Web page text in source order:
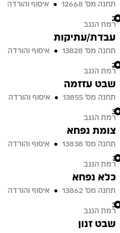
תחנה מס׳ 12668
איסוף והורדה
28
רמת הנגב
עבדת/עתיקות
תחנה מס׳ 13828
איסוף והורדה
29
רמת הנגב
שבט עזזמה
תחנה מס׳ 13855
איסוף והורדה
30
רמת הנגב
צומת נפחא
תחנה מס׳ 13838
איסוף והורדה
31
רמת הנגב
כלא נפחא
תחנה מס׳ 13862
איסוף והורדה
32
רמת הנגב
שבט זנון